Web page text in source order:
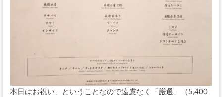
本日はお祝い、ということなので遠慮なく「厳選」（5,400